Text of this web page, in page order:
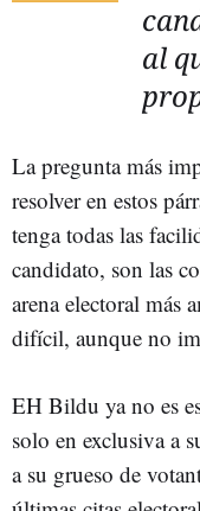
al
La pregunta más
resolver en estos
tenga todas las
candidato, son las
arena electoral más
difícil, aunque no
EH Bildu ya no es
solo en exclusiva a
a su grueso de